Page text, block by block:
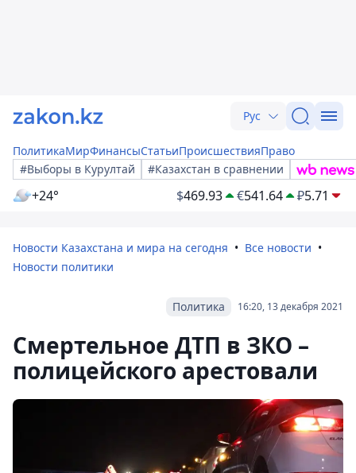
Рус
ПолитикаМирФинансыСтатьиПроисшествияПраво
#Выборы в Курултай
#Казахстан в сравнении
+24° $469.93 €541.64 ₽5.71
Новости Казахстана и мира на сегодня
Все новости
Новости политики
16:20, 13 декабря 2021
Политика
Смертельное ДТП в ЗКО –
полицейского арестовали